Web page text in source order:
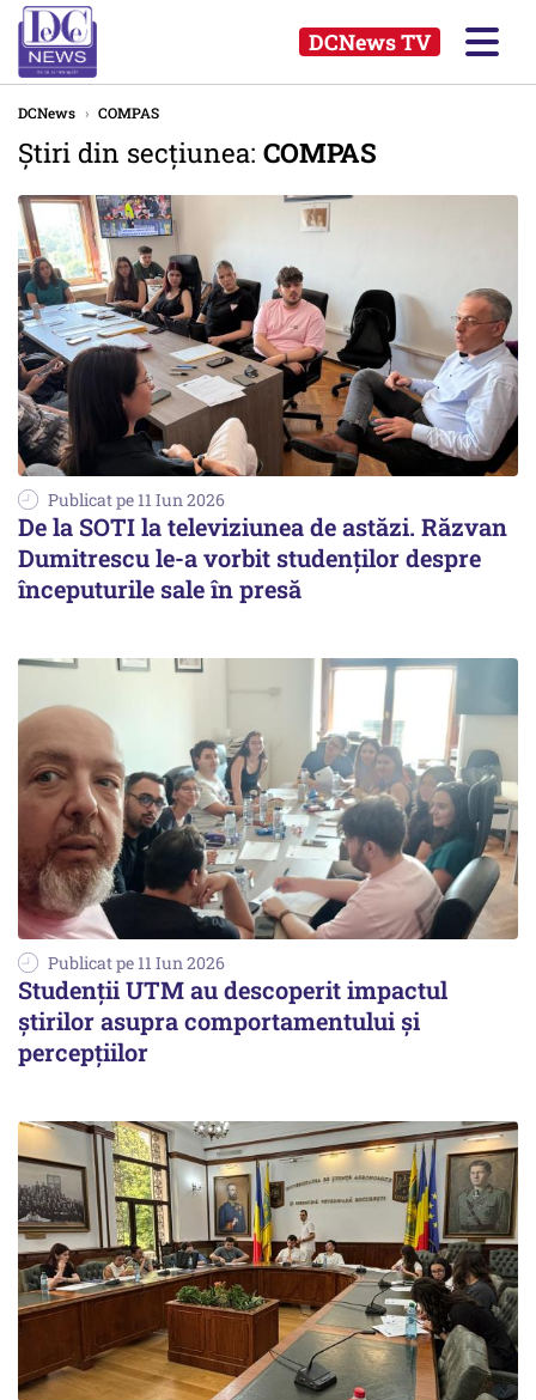
DCNews TV
DCNews › COMPAS
Știri din secțiunea: COMPAS
Publicat pe 11 Iun 2026
De la SOTI la televiziunea de astăzi. Răzvan
Dumitrescu le-a vorbit studenților despre
începuturile sale în presă
Publicat pe 11 Iun 2026
Studenții UTM au descoperit impactul
știrilor asupra comportamentului și
percepțiilor